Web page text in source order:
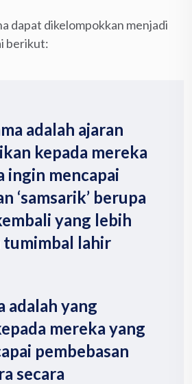
dapat dikelompokkan menjadi
berikut:
adalah ajaran
kepada mereka
ingin mencapai
‘samsarik’ berupa
yang lebih
tumimbal lahir
adalah yang
mereka yang
pembebasan
secara